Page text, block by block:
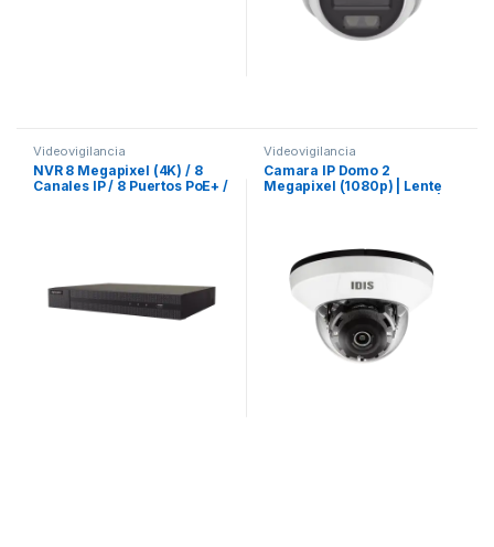
Videovigilancia
NVR 8 Megapixel (4K) / 8
Canales IP / 8 Puertos PoE+ /
Videovigilancia
Camara IP Domo 2
Megapixel (1080p) | Lente